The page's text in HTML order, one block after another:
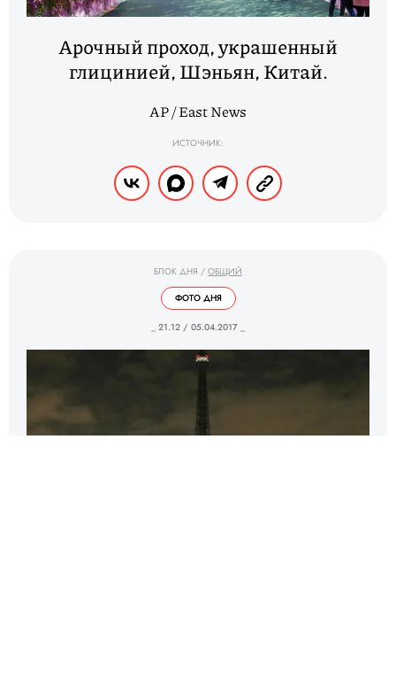
Арочный проход, украшенный
глицинией, Шэньян, Китай.
AP / East News
ИСТОЧНИК:
БЛОК ДНЯ / ОБЩИЙ
ФОТО ДНЯ
_ 21.12 / 05.04.2017 _